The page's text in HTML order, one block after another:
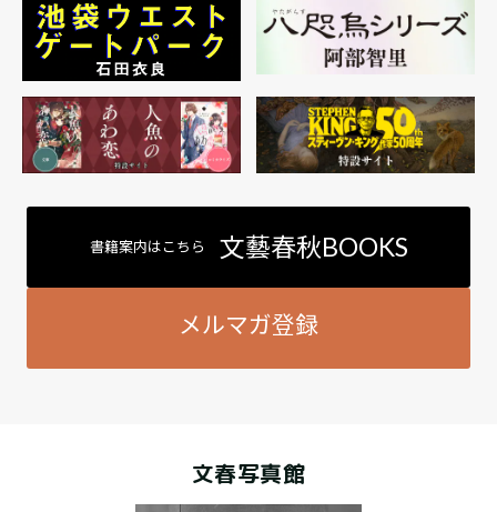
書籍案内はこちら 文藝春秋BOOKS
メルマガ登録
文春写真館